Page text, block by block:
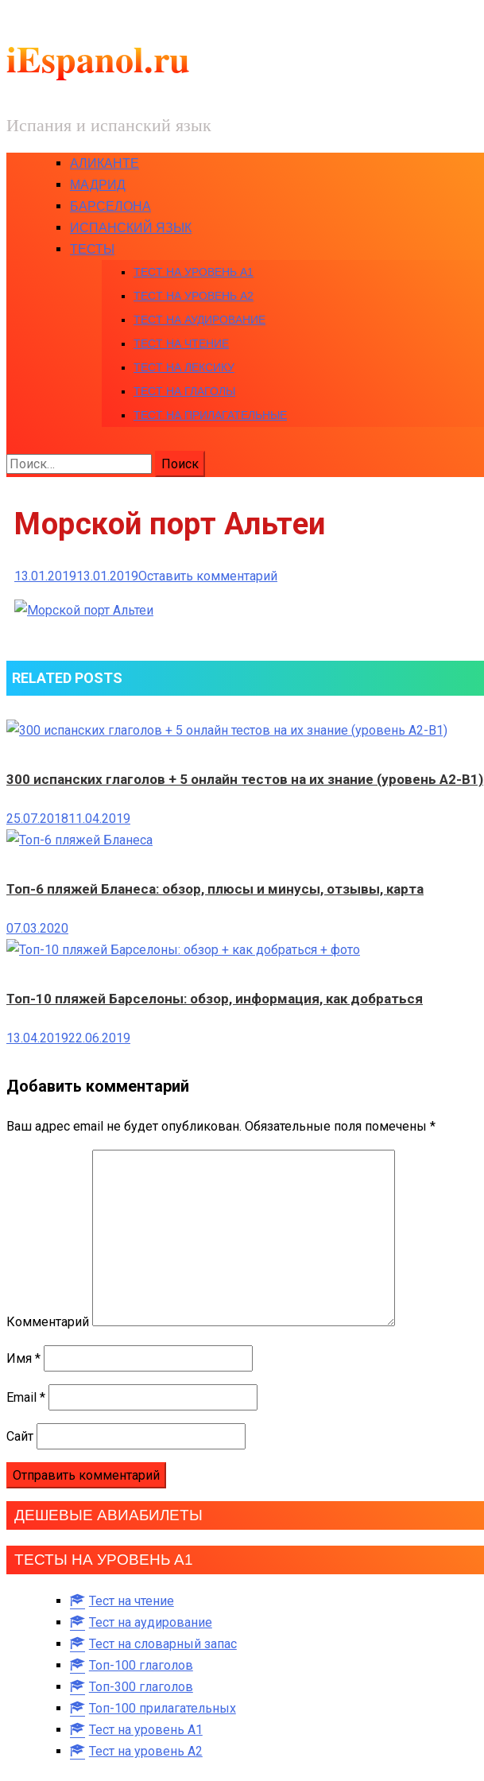
iEspanol.ru
Испания и испанский язык
АЛИКАНТЕ
МАДРИД
БАРСЕЛОНА
ИСПАНСКИЙ ЯЗЫК
ТЕСТЫ
ТЕСТ НА УРОВЕНЬ A1
ТЕСТ НА УРОВЕНЬ A2
ТЕСТ НА АУДИРОВАНИЕ
ТЕСТ НА ЧТЕНИЕ
ТЕСТ НА ЛЕКСИКУ
ТЕСТ НА ГЛАГОЛЫ
ТЕСТ НА ПРИЛАГАТЕЛЬНЫЕ
Найти:
Морской порт Альтеи
13.01.201913.01.2019Оставить комментарийк
RELATED POSTS
300 испанских глаголов + 5 онлайн тестов на их знание (уровень A2-B1)
25.07.201811.04.2019
Топ-6 пляжей Бланеса: обзор, плюсы и минусы, отзывы, карта
07.03.2020
Топ-10 пляжей Барселоны: обзор, информация, как добраться
13.04.201922.06.2019
Добавить комментарий
Ваш адрес email не будет опубликован. Обязательные поля помечены *
Комментарий
Имя *
Email *
Сайт
ДЕШЕВЫЕ АВИАБИЛЕТЫ
ТЕСТЫ НА УРОВЕНЬ А1
Тест на чтение
Тест на аудирование
Тест на словарный запас
Топ-100 глаголов
Топ-300 глаголов
Топ-100 прилагательных
Тест на уровень A1
Тест на уровень A2